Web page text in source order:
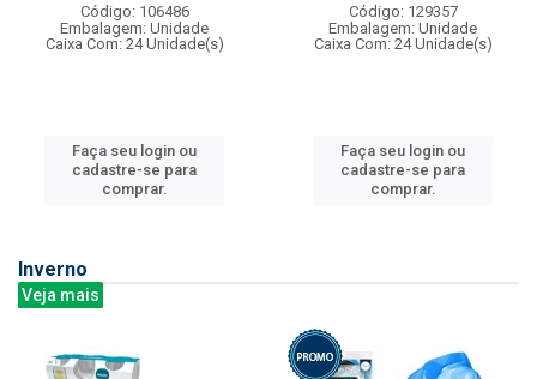
Código: 106486
Embalagem: Unidade
Caixa Com: 24 Unidade(s)
Faça seu login ou
cadastre-se para
comprar.
Código: 129357
Embalagem: Unidade
Caixa Com: 24 Unidade(s)
Faça seu login ou
cadastre-se para
comprar.
Inverno
Veja mais